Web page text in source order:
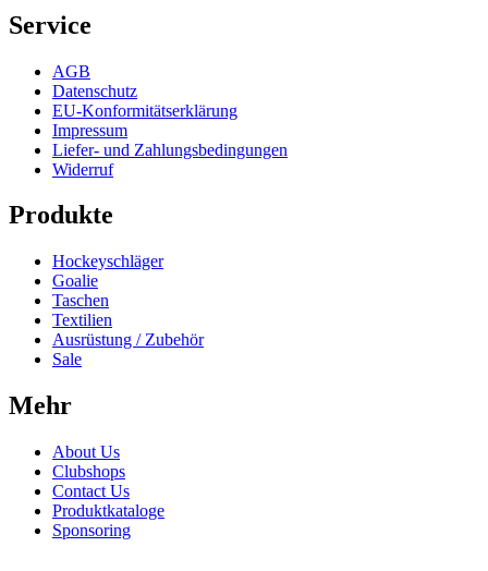
Service
AGB
Datenschutz
EU-Konformitätserklärung
Impressum
Liefer- und Zahlungsbedingungen
Widerruf
Produkte
Hockeyschläger
Goalie
Taschen
Textilien
Ausrüstung / Zubehör
Sale
Mehr
About Us
Clubshops
Contact Us
Produktkataloge
Sponsoring